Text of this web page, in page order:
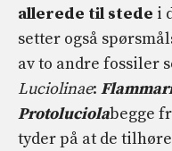
allerede til stede i
setter også
av to andre fossiler
Luciolinae:
Protoluciolabegge
tyder på at de